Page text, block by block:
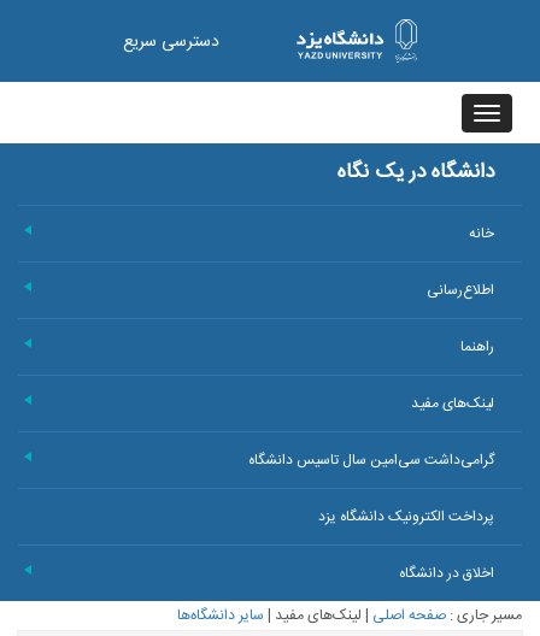
دسترسی سریع
Toggle
navigation
دانشگاه در یک نگاه
خانه
اطلاع‌رسانی
راهنما
لینک‌های مفید
گرامی‌داشت سی‌امین سال تاسیس دانشگاه
پرداخت الکترونیک دانشگاه یزد
اخلاق در دانشگاه
مسیر جاری :صفحه اصلی |لینک‌های مفید |سایر دانشگاه‌ها